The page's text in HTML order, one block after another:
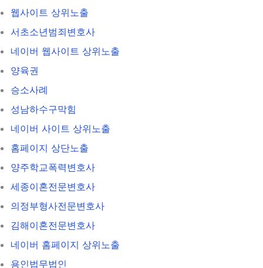
웹사이트 상위노출
서초소년범죄변호사
네이버 웹사이트 상위노출
양육권
승소사례
성남하수구막힘
네이버 사이트 상위노출
홈페이지 상단노출
양주학교폭력변호사
세종이혼전문변호사
의정부형사전문변호사
김해이혼전문변호사
네이버 홈페이지 상위노출
용인법무법인